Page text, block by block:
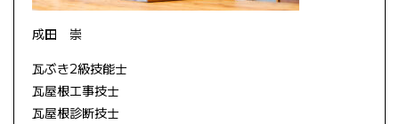
成田 崇
瓦ぶき2級技能士
瓦屋根工事技士
瓦屋根診断技士